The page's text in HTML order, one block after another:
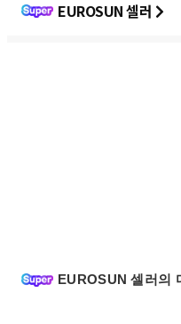
EUROSUN 셀러
EUROSUN 셀러의